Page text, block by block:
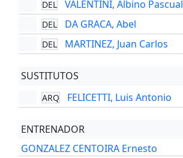
DEL VALENTINI, Albino Pascual
DEL DA GRACA, Abel
DEL MARTINEZ, Juan Carlos
SUSTITUTOS
ARQ FELICETTI, Luis Antonio
ENTRENADOR
GONZALEZ CENTOIRA Ernesto